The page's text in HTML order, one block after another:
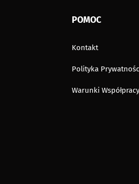
POMOC
Kontakt
Polityka
Warunki Współpracy